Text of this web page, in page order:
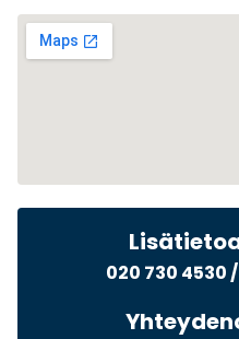
020 730 4530/